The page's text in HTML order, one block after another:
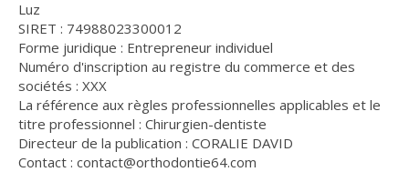
Luz
SIRET : 74988023300012
Forme juridique : Entrepreneur individuel
Numéro d'inscription au registre du commerce et des
sociétés : XXX
La référence aux règles professionnelles applicables et le
titre professionnel : Chirurgien-dentiste
Directeur de la publication : CORALIE DAVID
Contact : contact@orthodontie64.com